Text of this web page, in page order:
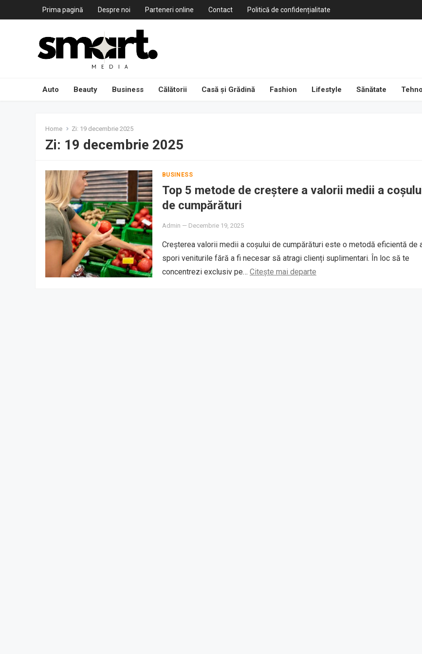
Prima pagină Despre noi Parteneri online Contact Politică de confidențialitate
Auto Beauty Business Călătorii Casă și Grădină Fashion Lifestyle Sănătate
Home Zi: 19 decembrie 2025
Zi: 19 decembrie 2025
BUSINESS
Top 5 metode de creștere a valorii medii a
de cumpărături
Admin — Decembrie 19, 2025
Creșterea valorii medii a coșului de cumpărături este o metodă eficientă de
spori veniturile fără a fi necesar să atragi clienți suplimentari. În loc să te
concentrezi exclusiv pe… Citește mai departe